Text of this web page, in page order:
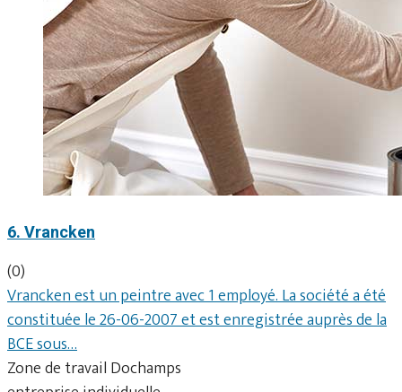
6. Vrancken
(0)
Vrancken est un peintre avec 1 employé. La société a été
constituée le 26-06-2007 et est enregistrée auprès de la
BCE sous…
Zone de travail Dochamps